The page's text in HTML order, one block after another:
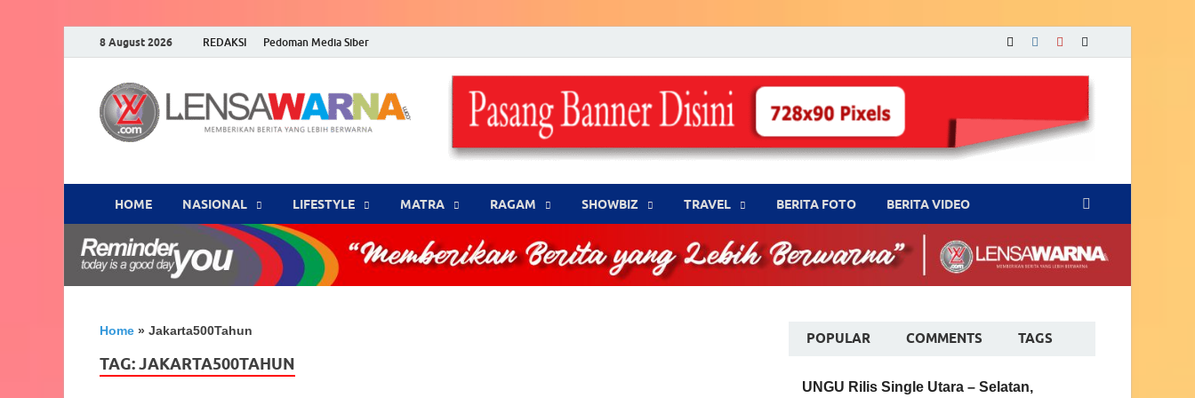
8 August 2026 REDAKSI Pedoman Media Siber
LENSA WARNA .com
Memberikan Berita yang Lebih Berwarna
HOME NASIONAL ‎LIFESTYLE MATRA ‎RAGAM ‎SHOWBIZ ‎TRAVEL BERITA FOTO BERITA VIDEO
Home » Jakarta500Tahun
TAG:JAKARTA500TAHUN
POPULAR COMMENTS TAGS
UNGU Rilis Single Utara – Selatan,